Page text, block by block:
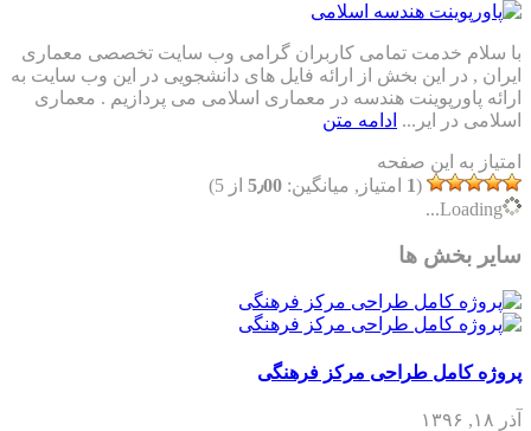
با سلام خدمت تمامی کاربران گرامی وب سایت تخصصی معماری
ایران , در این بخش از ارائه فایل های دانشجویی در این وب سایت به
ارائه پاورپوینت هندسه در معماری اسلامی می پردازیم . معماری
اسلامی در ایر... ادامه متن
امتیاز به این صفحه
(
1 امتیاز, میانگین: 5٫00 از 5)
Loading...
سایر بخش ها
پروژه کامل طراحی مرکز فرهنگی
آذر ۱۸, ۱۳۹۶